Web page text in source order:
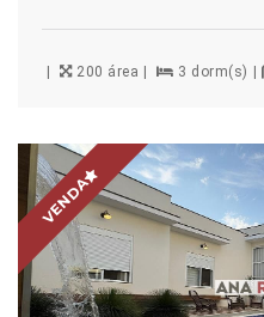
200 área 3 dorm(s)
VENDA